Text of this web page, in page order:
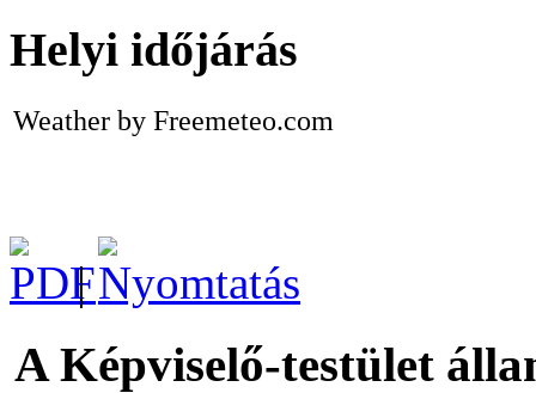
Helyi időjárás
Weather by Freemeteo.com
|
A Képviselő-testület